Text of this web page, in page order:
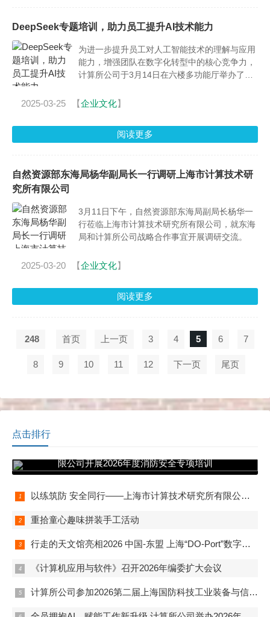
DeepSeek专题培训，助力员工提升AI技术能力
为进一步提升员工对人工智能技术的理解与应用
能力，增强团队在数字化转型中的核心竞争力，
计算所公司于3月14日在六楼多功能厅举办了一
脑企智大模型一体机介绍》的专题培训。
2025-03-25 【企业文化】
阅读更多
自然资源部东海局杨华副局长一行调研上海市计算技术研
究所有限公司
3月11日下午，自然资源部东海局副局长杨华一
行莅临上海市计算技术研究所有限公司，就东海
局和计算所公司战略合作事宜开展调研交流。
2025-03-20 【企业文化】
阅读更多
248 首页 上一页 3 4 5 6 7
8 9 10 11 12 下一页 尾页
点击排行
以练筑防 安全同行——上海市计算技术研究所有
限公司开展2026年度消防安全专项培训
以练筑防 安全同行——上海市计算技术研究所有限公司开展2026年度消防安全专项培训
重拾童心趣味拼装手工活动
行走的天文馆亮相2026 中国-东盟 上海“DO-Port”数字出海国际活动
《计算机应用与软件》召开2026年编委扩大会议
计算所公司参加2026第二届上海国防科技工业装备与信息技术博览会